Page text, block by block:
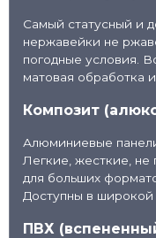
Самый статусный и
нержавейки не
погодные условия.
матовая обработка
Композит
Алюминиевые
Легкие, жесткие,
для больших
Доступны в широкой
ПВХ